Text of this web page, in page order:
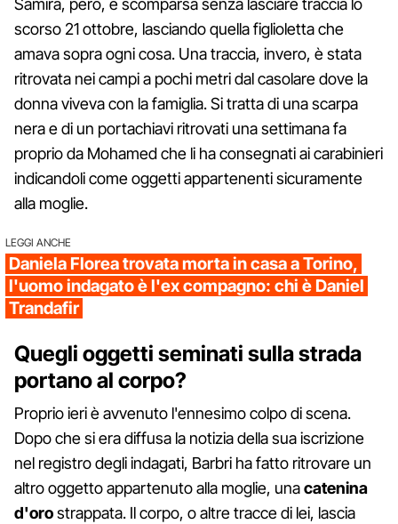
Samira, però, è scomparsa senza lasciare traccia lo
scorso 21 ottobre, lasciando quella figlioletta che
amava sopra ogni cosa. Una traccia, invero, è stata
ritrovata nei campi a pochi metri dal casolare dove la
donna viveva con la famiglia. Si tratta di una scarpa
nera e di un portachiavi ritrovati una settimana fa
proprio da Mohamed che li ha consegnati ai carabinieri
indicandoli come oggetti appartenenti sicuramente
alla moglie.
LEGGI ANCHE
Daniela Florea trovata morta in casa a Torino,
l'uomo indagato è l'ex compagno: chi è Daniel
Trandafir
Quegli oggetti seminati sulla strada
portano al corpo?
Proprio ieri è avvenuto l'ennesimo colpo di scena.
Dopo che si era diffusa la notizia della sua iscrizione
nel registro degli indagati, Barbri ha fatto ritrovare un
altro oggetto appartenuto alla moglie, unacatenina
d'orostrappata. Il corpo, o altre tracce di lei, lascia